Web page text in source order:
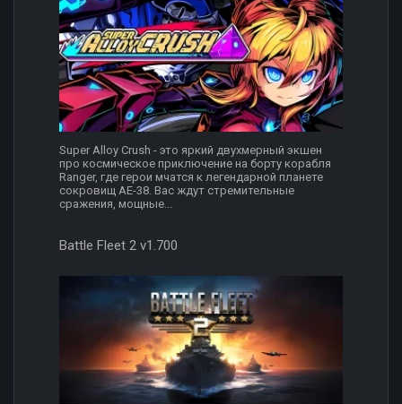
Super Alloy Crush - это яркий двухмерный экшен
про космическое приключение на борту корабля
Ranger, где герои мчатся к легендарной планете
сокровищ AE-38. Вас ждут стремительные
сражения, мощные...
Battle Fleet 2 v1.700